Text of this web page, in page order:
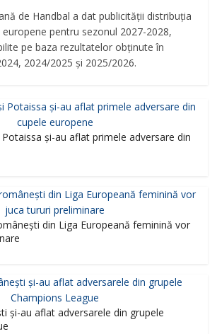
de Handbal a dat publicității distribuția
pentru sezonul 2027-2028,
pe baza rezultatelor obținute în
2024/2025 și 2025/2026.
și-au aflat primele adversare din
din Liga Europeană feminină vor
și-au aflat adversarele din grupele